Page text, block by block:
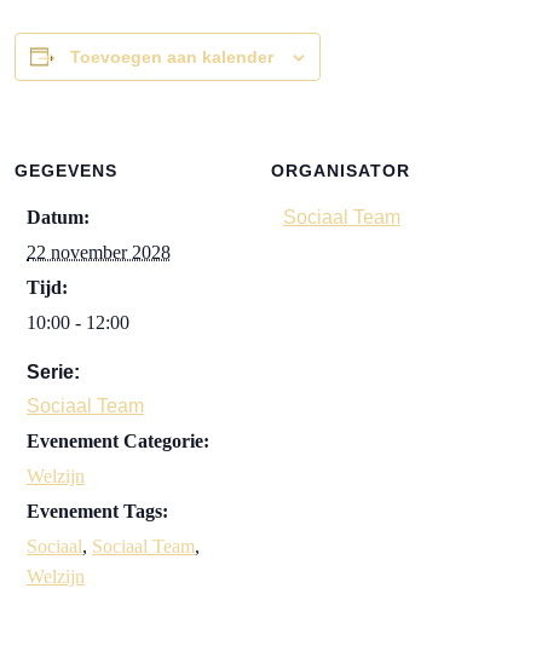
Toevoegen aan kalender
GEGEVENS
Datum:
22 november 2028
Tijd:
10:00 - 12:00
Serie:
Sociaal Team
Evenement Categorie:
Welzijn
Evenement Tags:
Sociaal, Sociaal Team,
Welzijn
ORGANISATOR
Sociaal Team